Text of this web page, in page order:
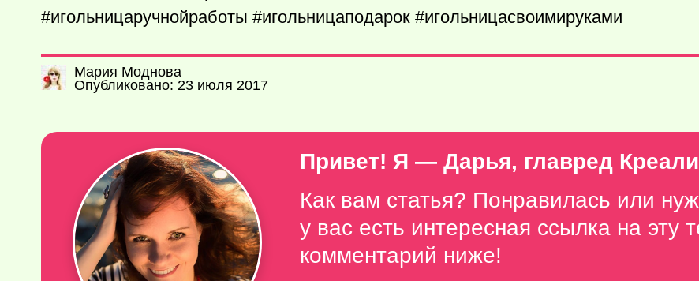
#игольницаручнойработы #игольницаподарок #игольницасвоимируками
Мария Моднова
Опубликовано: 23 июля 2017
Привет! Я — Дарья, главред
Как вам статья? Понравилась или
у вас есть интересная ссылка на эту
комментарий ниже!